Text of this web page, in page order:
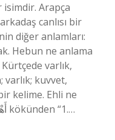
Arapça
canlısı bir
diğer anlamları:
Hebun ne anlama
varlık,
varlık; kuvvet,
kelime. Ehli ne
anlama gelir? Arapça ˀhl ˀahl أَهْل kökünden “1.…